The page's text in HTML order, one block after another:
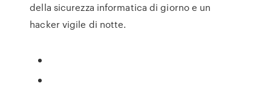
della sicurezza informatica di giorno e un
hacker vigile di notte.